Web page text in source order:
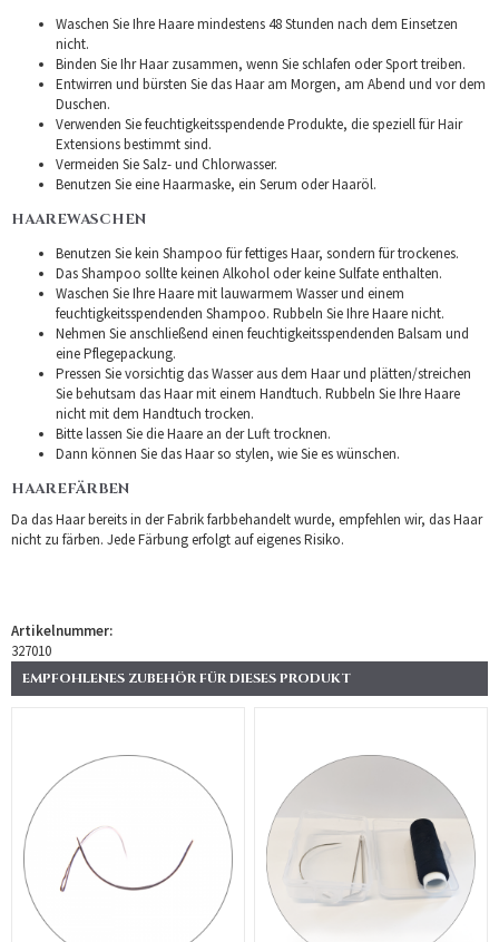
Waschen Sie Ihre Haare mindestens 48 Stunden nach dem Einsetzen
nicht.
Binden Sie Ihr Haar zusammen, wenn Sie schlafen oder Sport treiben.
Entwirren und bürsten Sie das Haar am Morgen, am Abend und vor dem
Duschen.
Verwenden Sie feuchtigkeitsspendende Produkte, die speziell für Hair
Extensions bestimmt sind.
Vermeiden Sie Salz- und Chlorwasser.
Benutzen Sie eine Haarmaske, ein Serum oder Haaröl.
HAAREWASCHEN
Benutzen Sie kein Shampoo für fettiges Haar, sondern für trockenes.
Das Shampoo sollte keinen Alkohol oder keine Sulfate enthalten.
Waschen Sie Ihre Haare mit lauwarmem Wasser und einem
feuchtigkeitsspendenden Shampoo. Rubbeln Sie Ihre Haare nicht.
Nehmen Sie anschließend einen feuchtigkeitsspendenden Balsam und
eine Pflegepackung.
Pressen Sie vorsichtig das Wasser aus dem Haar und plätten/streichen
Sie behutsam das Haar mit einem Handtuch. Rubbeln Sie Ihre Haare
nicht mit dem Handtuch trocken.
Bitte lassen Sie die Haare an der Luft trocknen.
Dann können Sie das Haar so stylen, wie Sie es wünschen.
HAAREFÄRBEN
Da das Haar bereits in der Fabrik farbbehandelt wurde, empfehlen wir, das Haar
nicht zu färben. Jede Färbung erfolgt auf eigenes Risiko.
Artikelnummer:
327010
EMPFOHLENES ZUBEHÖR FÜR DIESES PRODUKT